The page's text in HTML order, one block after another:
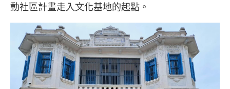
動社區計畫走入文化基地的起點。